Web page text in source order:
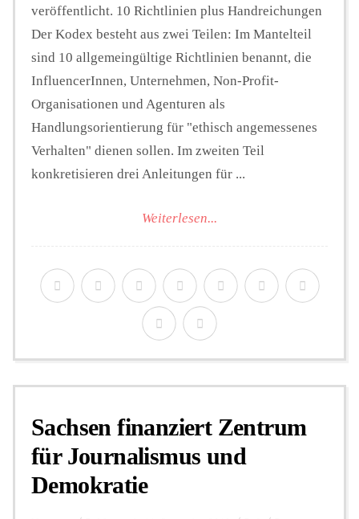
veröffentlicht. 10 Richtlinien plus Handreichungen
Der Kodex besteht aus zwei Teilen: Im Mantelteil
sind 10 allgemeingültige Richtlinien benannt, die
InfluencerInnen, Unternehmen, Non-Profit-
Organisationen und Agenturen als
Handlungsorientierung für "ethisch angemessenes
Verhalten" dienen sollen. Im zweiten Teil
konkretisieren drei Anleitungen für ...
Weiterlesen...
Sachsen finanziert Zentrum
für Journalismus und
Demokratie